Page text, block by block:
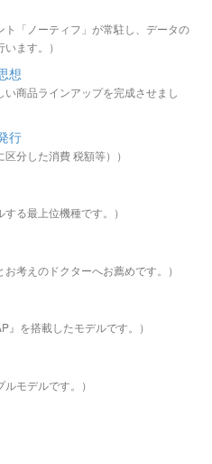
ト「ノーティフ」が常駐し、データの
ます。）
想
い商品ラインアップを完成させまし
行
分した消費 税額等））
る最上位機種です。）
考えのドクターへお薦めです。）
』を搭載したモデルです。）
モデルです。）